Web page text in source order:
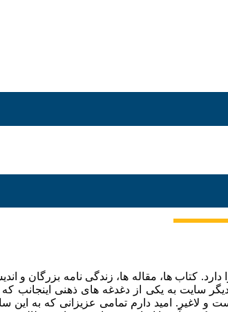
ها، مقاله ها، زندگی نامه بزرگان و
به یکی از دغدغه های ذهنی اینجانب که
و لاغیر. امید دارم تمامی عزیزانی که به